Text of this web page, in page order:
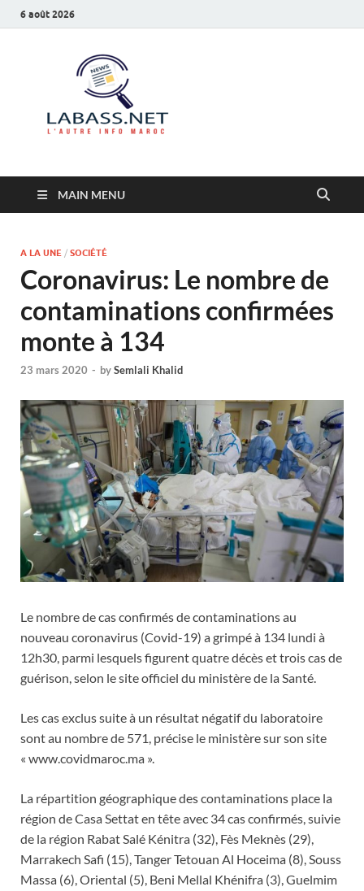
6 août 2026
MAIN MENU
A LA UNE / SOCIÉTÉ
Coronavirus: Le nombre de
contaminations confirmées
monte à 134
23 mars 2020 - bySemlali Khalid
Le nombre de cas confirmés de contaminations au
nouveau coronavirus (Covid-19) a grimpé à 134 lundi à
12h30, parmi lesquels figurent quatre décès et trois cas de
guérison, selon le site officiel du ministère de la Santé.
Les cas exclus suite à un résultat négatif du laboratoire
sont au nombre de 571, précise le ministère sur son site
« www.covidmaroc.ma ».
La répartition géographique des contaminations place la
région de Casa Settat en tête avec 34 cas confirmés, suivie
de la région Rabat Salé Kénitra (32), Fès Meknès (29),
Marrakech Safi (15), Tanger Tetouan Al Hoceima (8), Souss
Massa (6), Oriental (5), Beni Mellal Khénifra (3), Guelmim